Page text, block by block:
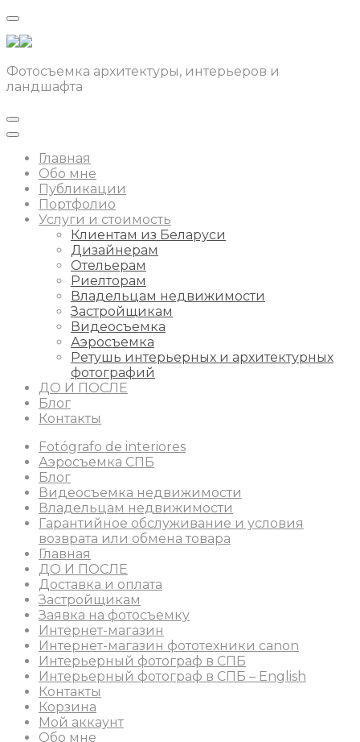
Фотосъемка архитектуры, интерьеров и
ландшафта
Главная
Обо мне
Публикации
Портфолио
Услуги и стоимость
Клиентам из Беларуси
Дизайнерам
Отельерам
Риелторам
Владельцам недвижимости
Застройщикам
Видеосъемка
Аэросъемка
Ретушь интерьерных и архитектурных
фотографий
ДО И ПОСЛЕ
Блог
Контакты
Fotógrafo de interiores
Аэросъемка СПБ
Блог
Видеосъемка недвижимости
Владельцам недвижимости
Гарантийное обслуживание и условия
возврата или обмена товара
Главная
ДО И ПОСЛЕ
Доставка и оплата
Застройщикам
Заявка на фотосъемку
Интернет-магазин
Интернет-магазин фототехники canon
Интерьерный фотограф в СПБ
Интерьерный фотограф в СПБ – English
Контакты
Корзина
Мой аккаунт
Обо мне